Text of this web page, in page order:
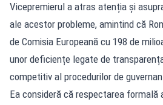
Vicepremierul a atras atenția și
ale acestor probleme, amintind că
de Comisia Europeană cu 198 de
unor deficiențe legate de
competitiv al procedurilor de
Ea consideră că respectarea formală